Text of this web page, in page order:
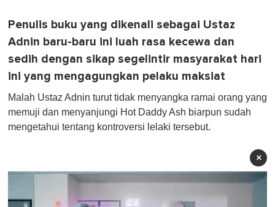
Penulis buku yang dikenali sebagai Ustaz
Adnin baru-baru ini luah rasa kecewa dan
sedih dengan sikap segelintir masyarakat hari
ini yang mengagungkan pelaku maksiat
Malah Ustaz Adnin turut tidak menyangka ramai orang yang
memuji dan menyanjungi Hot Daddy Ash biarpun sudah
mengetahui tentang kontroversi lelaki tersebut.
×